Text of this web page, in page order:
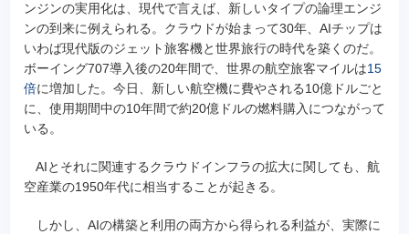
ンジンの実用化は、現代で言えば、新しいタイプの論理エンジ
ンの到来に例えられる。クラウドが始まって30年、AIチップは
いわば現代版のジェット旅客機と世界旅行の時代を築くのだ。
ボーイング707導入後の20年間で、世界の航空旅客マイルは15
倍に増加した。今日、新しい航空機に費やされる10億ドルごと
に、使用期間中の10年間で約20億ドルの燃料購入につながって
いる。
AIとそれに関連するクラウドインフラの拡大に関しても、航
空産業の1950年代に相当することが起きる。
しかし、AIの構築と利用の両方から得られる利益が、実際に